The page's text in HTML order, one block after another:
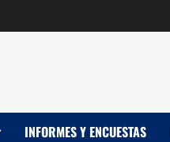
INFORMES Y ENCUESTAS